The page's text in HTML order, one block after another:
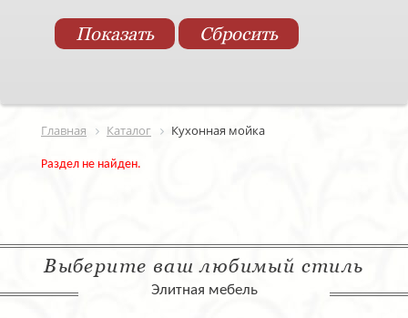
Главная Каталог Кухонная мойка
Раздел не найден.
Выберите ваш любимый стиль
Элитная мебель